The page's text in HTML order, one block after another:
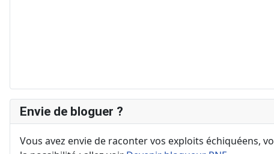
Envie de bloguer ?
Vous avez envie de raconter vos exploits échiquéens,